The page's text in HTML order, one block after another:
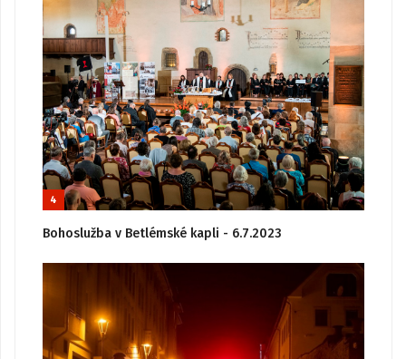
4
Bohoslužba v Betlémské kapli - 6.7.2023